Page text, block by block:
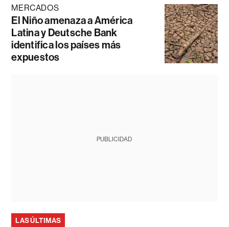
MERCADOS
El Niño amenaza a América
Latina y Deutsche Bank
identifica los países más
expuestos
PUBLICIDAD
LAS ÚLTIMAS